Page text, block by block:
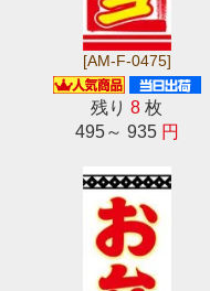
[AM-F-0475]
残り8 枚
495～ 935 円